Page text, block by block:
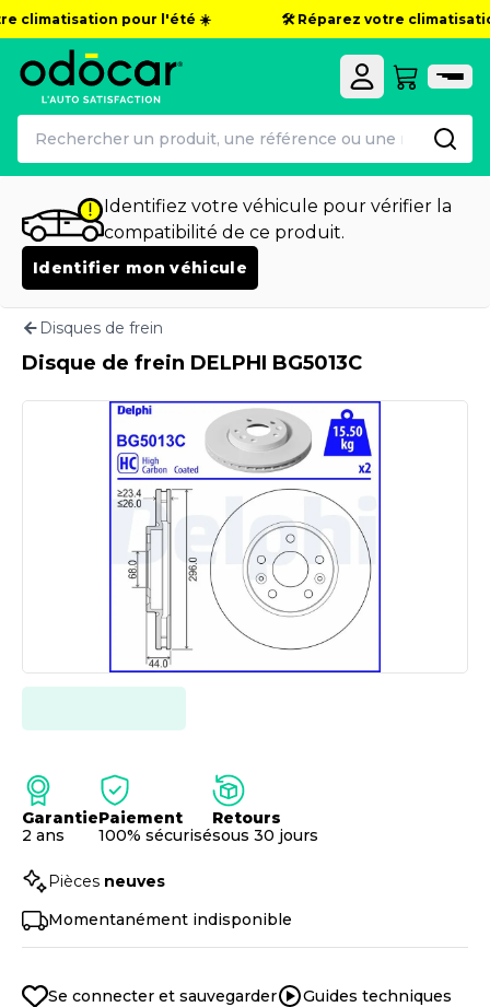
climatisation pour l'été ☀️ 🛠️ Réparez votre
Identifiez votre véhicule pour vérifier la
compatibilité de ce produit.
Identifier mon véhicule
Disques de frein
Disque de frein DELPHI BG5013C
Garantie
2 ans
Paiement
100% sécurisé
Retours
sous 30 jours
Pièces neuves
Momentanément indisponible
Se connecter et sauvegarder Guides techniques